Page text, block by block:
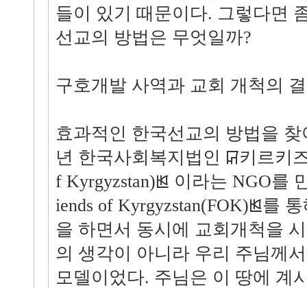
들이 있기 때문이다. 그렇다면
선교의 방법은 무엇일까?
구호개발 사역과 교회 개척의
효과적인 한국선교의 방법을 찾
년 한국사회복지법인 ꡒ키르키
f Kyrgyzstan)ꡓ 이라는 NGO를
iends of Kyrgyzstan(FOK)ꡓ를
을 하면서 동시에 교회개척을
의 생각이 아니라 우리 주님께
모델이었다. 주님은 이 땅에 계